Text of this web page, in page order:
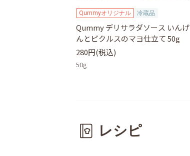
Qummyオリジナル 冷蔵品
Qummy デリサラダソース いんげ
んとピクルスのマヨ仕立て 50g
280円(税込)
50g
レシピ